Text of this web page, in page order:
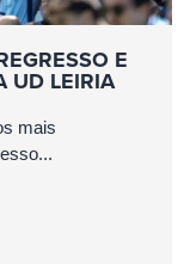
E
UD LEIRIA
mais